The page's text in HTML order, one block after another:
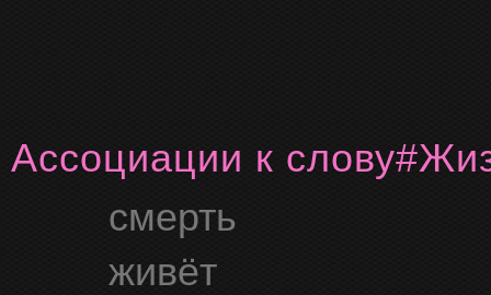
Ассоциации к слову
смерть
живёт